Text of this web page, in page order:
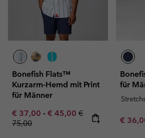
Bonefish Flats™
Kurzarm-Hemd mit Print
für Männer
Minimum sale price:
€ 37,00 - Maximum sale price:
€ 45,00 Regular price:
€
75,00
für
Sale
€